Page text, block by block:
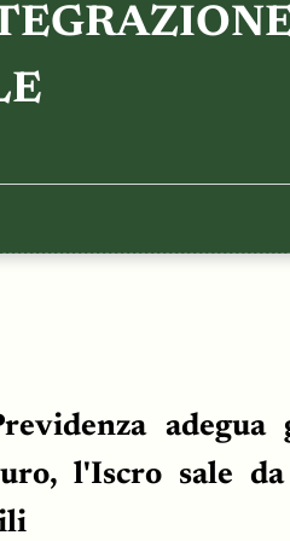
l'Iscro sale